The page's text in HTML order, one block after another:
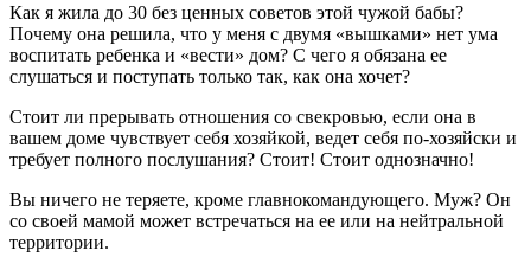
Как я жила до 30 без ценных советов этой чужой бабы?
Почему она решила, что у меня с двумя «вышками» нет ума
воспитать ребенка и «вести» дом? С чего я обязана ее
слушаться и поступать только так, как она хочет?
Стоит ли прерывать отношения со свекровью, если она в
вашем доме чувствует себя хозяйкой, ведет себя по-хозяйски и
требует полного послушания? Стоит! Стоит однозначно!
Вы ничего не теряете, кроме главнокомандующего. Муж? Он
со своей мамой может встречаться на ее или на нейтральной
территории.